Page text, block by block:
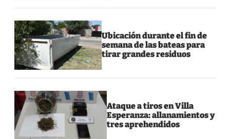
Ubicación durante el fin de
semana de las bateas para
tirar grandes residuos
Ataque a tiros en Villa
Esperanza: allanamientos y
tres aprehendidos